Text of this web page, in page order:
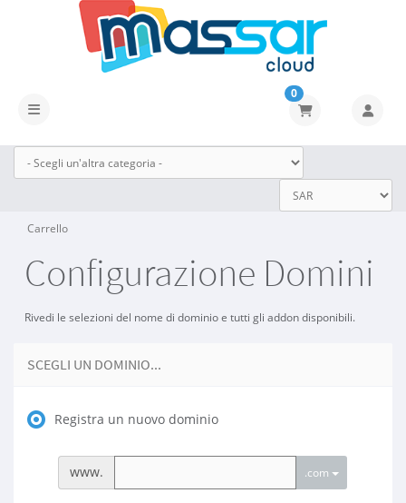
Attiva Navigazione
0
Carrello
Configurazione Domini
Rivedi le selezioni del nome di dominio e tutti gli addon disponibili.
SCEGLI UN DOMINIO...
Registra un nuovo dominio
www. .com